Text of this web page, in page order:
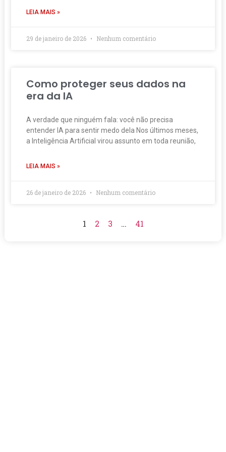
LEIA MAIS »
29 de janeiro de 2026 Nenhum comentário
Como proteger seus dados na
era da IA
A verdade que ninguém fala: você não precisa
entender IA para sentir medo dela Nos últimos meses,
a Inteligência Artificial virou assunto em toda reunião,
LEIA MAIS »
26 de janeiro de 2026 Nenhum comentário
1 2 3 … 41